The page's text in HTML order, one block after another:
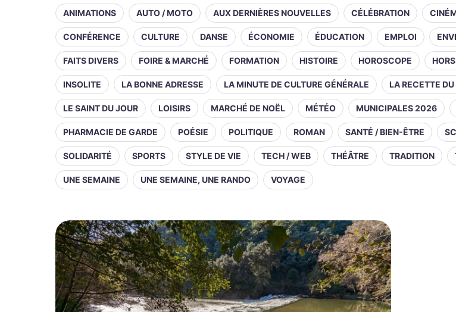
ANIMATIONS AUTO / MOTO AUX DERNIÈRES NOUVELLES CÉLÉBRATION
CONFÉRENCE CULTURE DANSE ÉCONOMIE ÉDUCATION EMPLOI
FAITS DIVERS FOIRE & MARCHÉ FORMATION HISTOIRE HOROSCOPE
INSOLITE LA BONNE ADRESSE LA MINUTE DE CULTURE GÉNÉRALE LA RECETTE
LE SAINT DU JOUR LOISIRS MARCHÉ DE NOËL MÉTÉO MUNICIPALES 2026
PHARMACIE DE GARDE POÉSIE POLITIQUE ROMAN SANTÉ / BIEN-ÊTRE
SOLIDARITÉ SPORTS STYLE DE VIE TECH / WEB THÉÂTRE TRADITION
UNE SEMAINE UNE SEMAINE, UNE RANDO VOYAGE